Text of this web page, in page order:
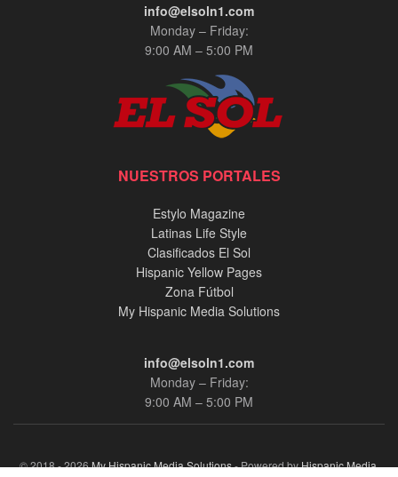
info@elsoln1.com
Monday – Friday:
9:00 AM – 5:00 PM
NUESTROS PORTALES
Estylo Magazine
Latinas Life Style
Clasificados El Sol
Hispanic Yellow Pages
Zona Fútbol
My Hispanic Media Solutions
info@elsoln1.com
Monday – Friday:
9:00 AM – 5:00 PM
© 2018 - 2026My Hispanic Media Solutions- Powered byHispanic Media,